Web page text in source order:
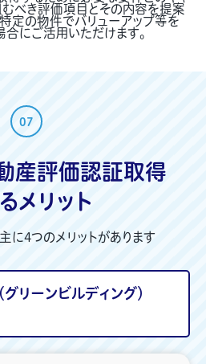
むべき評価項目とその内容を提案
定の物件でバリューアップ等を
にご活用いただけます。
07
産評価認証取得
メリット
に4つのメリットがあります
リーンビルディング）